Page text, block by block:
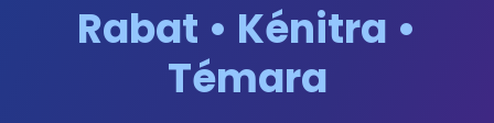
Rabat • Kénitra •
Témara